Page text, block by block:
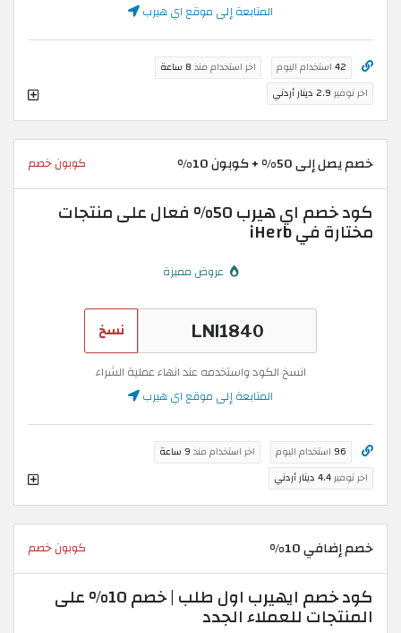
المتابعة إلى موقع اي هيرب
42 استخدام اليوم اخر استخدام منذ 8 ساعة
اخر توفير 2.9 دينار أردني
خصم يصل إلى 50% + كوبون 10% كوبون خصم
كود خصم اي هيرب 50% فعال على منتجات
مختارة في iHerb
عروض مميزة
نسخ
انسخ الكود واستخدمه عند انهاء عملية الشراء
المتابعة إلى موقع اي هيرب
96 استخدام اليوم اخر استخدام منذ 9 ساعة
اخر توفير4.4 دينار أردني
خصم إضافي 10% كوبون خصم
كود خصم ايهيرب اول طلب | خصم 10% على
المنتجات للعملاء الجدد